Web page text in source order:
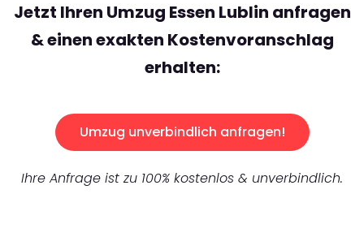
Jetzt Ihren Umzug Essen Lublin anfragen
& einen exakten Kostenvoranschlag
erhalten:
Umzug unverbindlich anfragen!
Ihre Anfrage ist zu 100% kostenlos & unverbindlich.